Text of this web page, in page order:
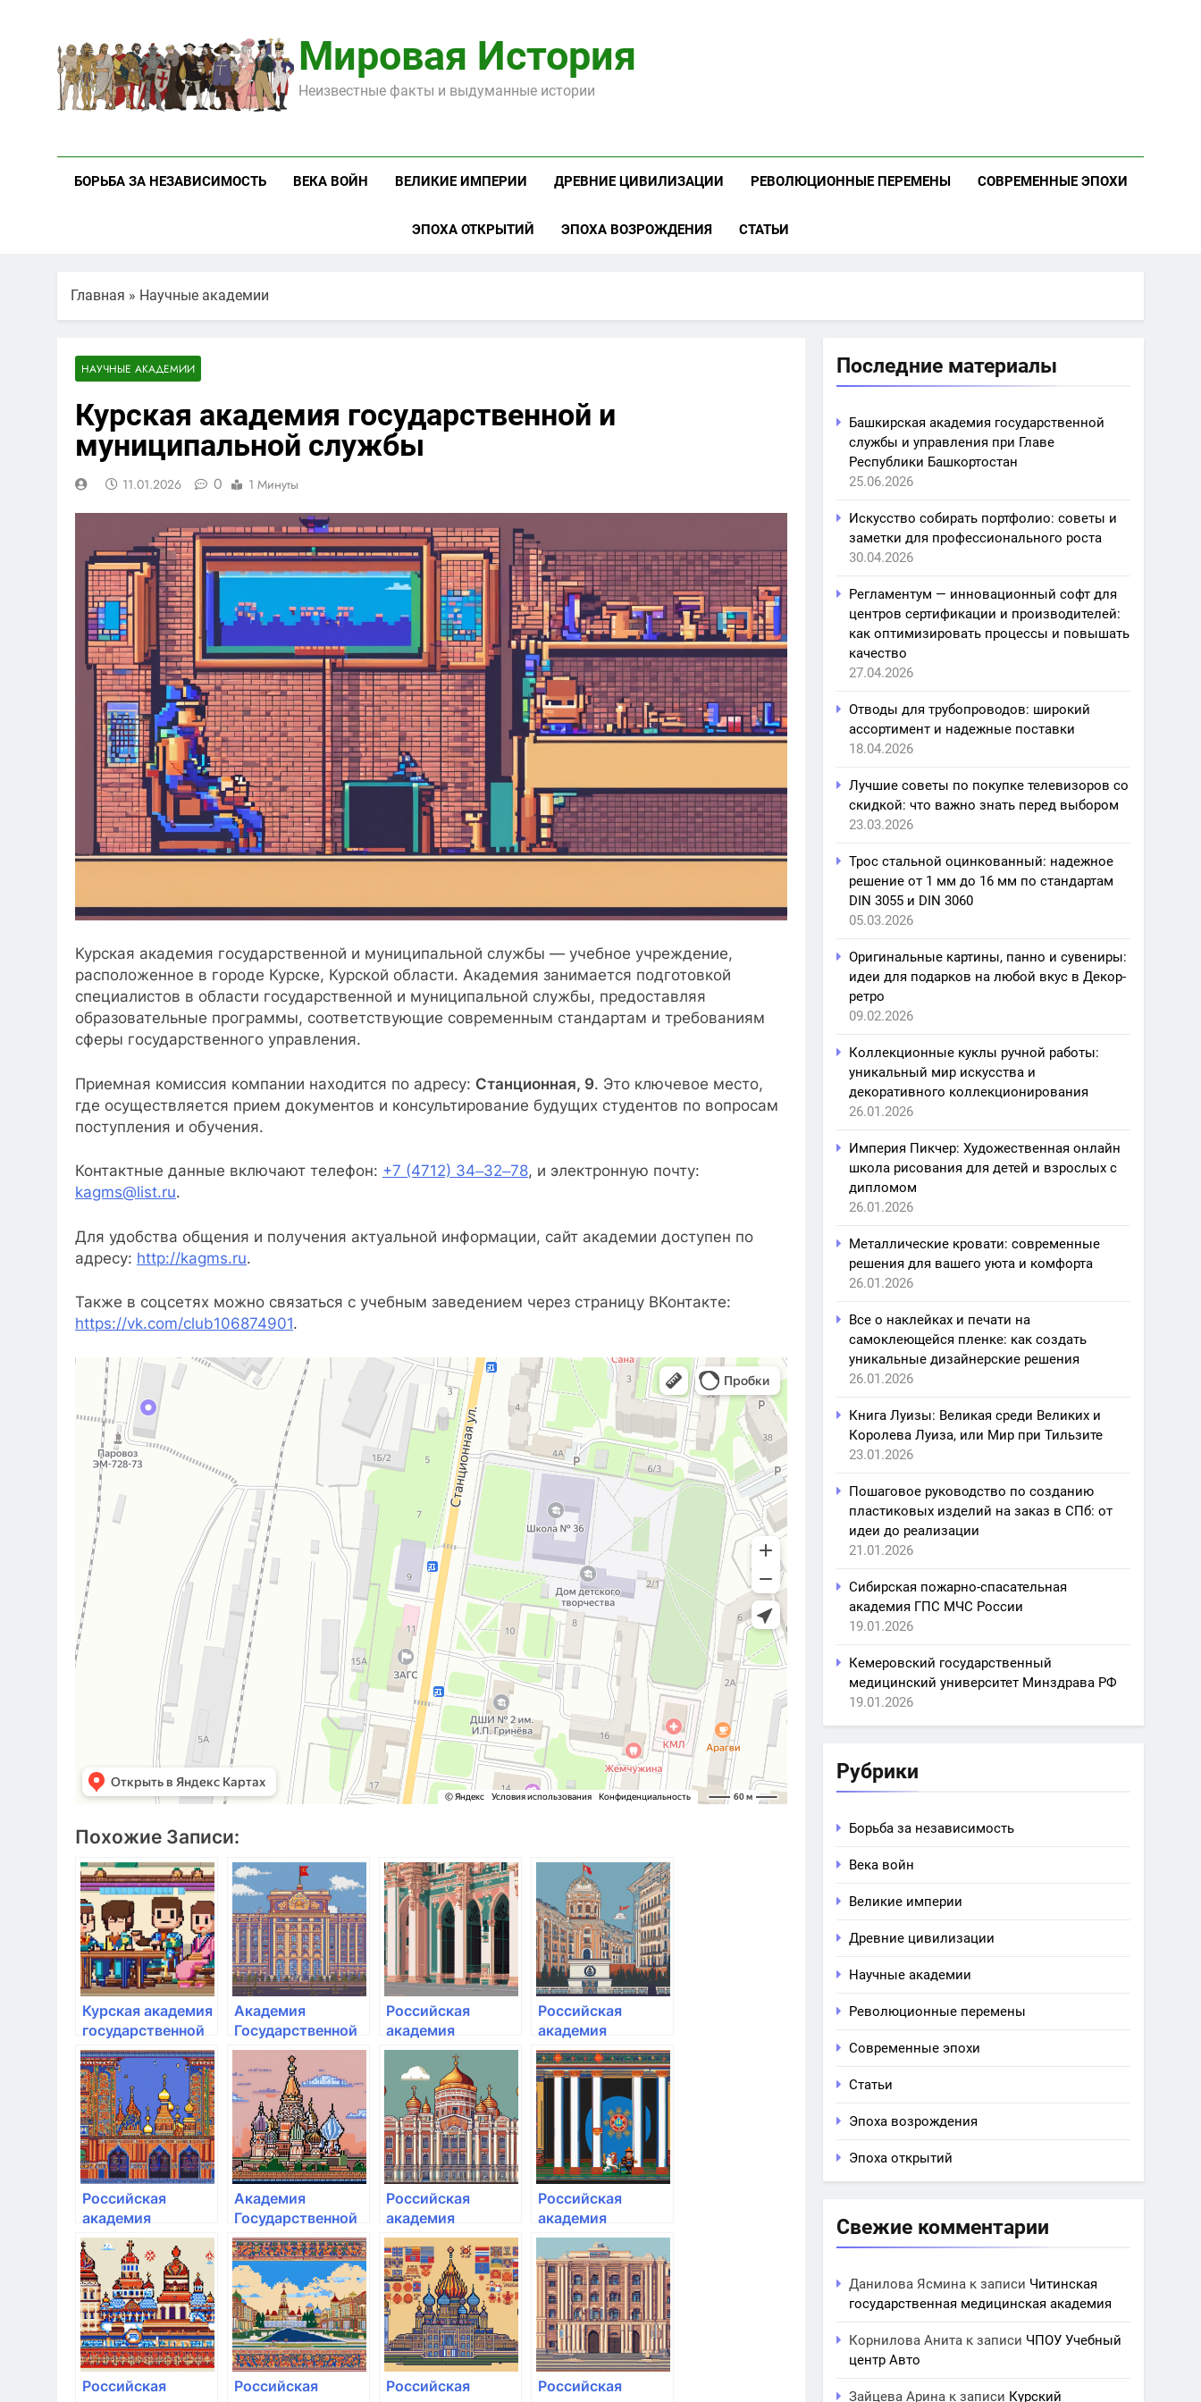
содержимому
Мировая История
Неизвестные факты и выдуманные истории
БОРЬБА ЗА НЕЗАВИСИМОСТЬ ВЕКА ВОЙН ВЕЛИКИЕ ИМПЕРИИ ДРЕВНИЕ ЦИВИЛИЗАЦИИ РЕВОЛЮЦИОННЫЕ ПЕРЕМЕНЫ СОВРЕМЕННЫЕ ЭПОХИ
ЭПОХА ОТКРЫТИЙ ЭПОХА ВОЗРОЖДЕНИЯ СТАТЬИ
Главная » Научные академии
НАУЧНЫЕ АКАДЕМИИ
Курская академия государственной и
муниципальной службы
11.01.2026 0 1 Минуты
Курская академия государственной и муниципальной службы — учебное учреждение,
расположенное в городе Курске, Курской области. Академия занимается подготовкой
специалистов в области государственной и муниципальной службы, предоставляя
образовательные программы, соответствующие современным стандартам и требованиям
сферы государственного управления.
Приемная комиссия компании находится по адресу: Станционная, 9. Это ключевое место,
где осуществляется прием документов и консультирование будущих студентов по вопросам
поступления и обучения.
Контактные данные включают телефон: +7 (4712) 34‒32‒78, и электронную почту:
kagms@list.ru.
Для удобства общения и получения актуальной информации, сайт академии доступен по
адресу: http://kagms.ru.
Также в соцсетях можно связаться с учебным заведением через страницу ВКонтакте:
https://vk.com/club106874901.
Похожие Записи:
Курская академия
государственной
и муниципальной
службы
Академия
Государственной
противопожарной
службы МЧС РФ
Российская
академия
народного
хозяйства и
государственной
службы при
Президенте РФ
Российская
академия
народного
хозяйства и
службы при
Президенте РФ
Российская
академия
народного
хозяйства и
государственной
службы при
Президенте РФ
Академия
Государственной
противопожарной
службы МЧС РФ
Российская
академия
народного
хозяйства и
государственной
службы при
Президенте РФ
Российская
академия
народного
хозяйства и
государственной
службы при
Президенте РФ
Российская
Российская
Российская
Российская
Последние материалы
Башкирская академия государственной
службы и управления при Главе
Республики Башкортостан
25.06.2026
Искусство собирать портфолио: советы и
заметки для профессионального роста
30.04.2026
Регламентум — инновационный софт для
центров сертификации и производителей:
как оптимизировать процессы и повышать
качество
27.04.2026
Отводы для трубопроводов: широкий
ассортимент и надежные поставки
18.04.2026
Лучшие советы по покупке телевизоров со
скидкой: что важно знать перед выбором
23.03.2026
Трос стальной оцинкованный: надежное
решение от 1 мм до 16 мм по стандартам
DIN 3055 и DIN 3060
05.03.2026
Оригинальные картины, панно и сувениры:
идеи для подарков на любой вкус в Декор-
ретро
09.02.2026
Коллекционные куклы ручной работы:
уникальный мир искусства и
декоративного коллекционирования
26.01.2026
Империя Пикчер: Художественная онлайн
школа рисования для детей и взрослых с
дипломом
26.01.2026
Металлические кровати: современные
решения для вашего уюта и комфорта
26.01.2026
Все о наклейках и печати на
самоклеющейся пленке: как создать
уникальные дизайнерские решения
26.01.2026
Книга Луизы: Великая среди Великих и
Королева Луиза, или Мир при Тильзите
23.01.2026
Пошаговое руководство по созданию
пластиковых изделий на заказ в СПб: от
идеи до реализации
21.01.2026
Сибирская пожарно-спасательная
академия ГПС МЧС России
19.01.2026
Кемеровский государственный
медицинский университет Минздрава РФ
19.01.2026
Рубрики
Борьба за независимость
Века войн
Великие империи
Древние цивилизации
Научные академии
Революционные перемены
Современные эпохи
Статьи
Эпоха возрождения
Эпоха открытий
Свежие комментарии
Данилова Ясмина к записи Читинская
государственная медицинская академия
Корнилова Анита к записи ЧПОУ Учебный
центр Авто
Зайцева Арина к записи Курский